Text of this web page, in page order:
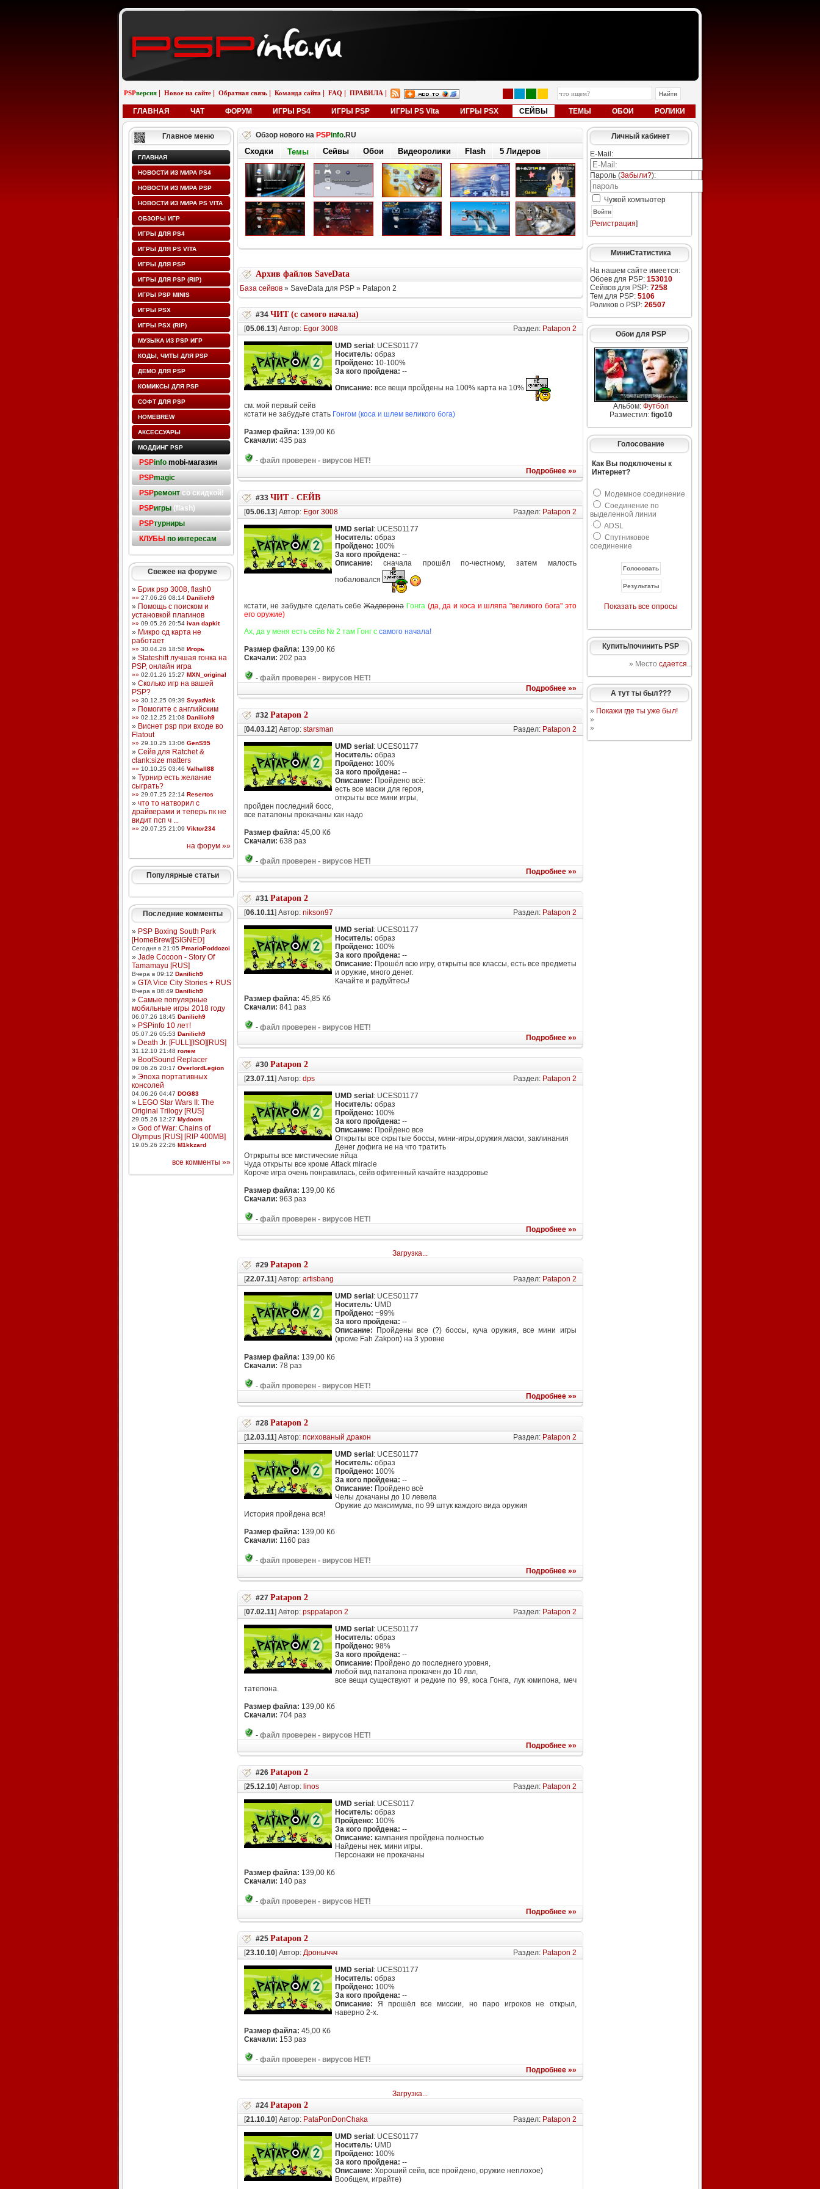
PSPверсия Новое на сайте Обратная связь Команда сайта FAQ ПРАВИЛА
ГЛАВНАЯ ЧАТ ФОРУМ ИГРЫ PS4 ИГРЫ PSP ИГРЫ PS Vita ИГРЫ PSX СЕЙВЫ ТЕМЫ ОБОИ РОЛИКИ
Главное меню
ГЛАВНАЯ
НОВОСТИ ИЗ МИРА PS4
НОВОСТИ ИЗ МИРА PSP
НОВОСТИ ИЗ МИРА PS VITA
ОБЗОРЫ ИГР
ИГРЫ ДЛЯ PS4
ИГРЫ ДЛЯ PS VITA
ИГРЫ ДЛЯ PSP
ИГРЫ ДЛЯ PSP (RIP)
ИГРЫ PSP MINIS
ИГРЫ PSX
ИГРЫ PSX (RIP)
МУЗЫКА ИЗ PSP ИГР
КОДЫ, ЧИТЫ ДЛЯ PSP
ДЕМО ДЛЯ PSP
КОМИКСЫ ДЛЯ PSP
СОФТ ДЛЯ PSP
HOMEBREW
АКСЕССУАРЫ
МОДДИНГ PSP
PSPinfo mobi-магазин
PSPmagic
PSPремонтсо скидкой!
PSPигры(flash)
PSPтурниры
КЛУБЫ по интересам
Свежее на форуме
» Брик psp 3008, flash0
»» 27.06.26 08:14 Danilich9
» Помощь с поиском и
установкой плагинов
»» 09.05.26 20:54 ivan dapkit
» Микро сд карта не
работает
»» 30.04.26 18:58 Игорь
» Stateshift лучшая гонка на
PSP, онлайн игра
»» 02.01.26 15:27 MXN_original
» Сколько игр на вашей
PSP?
»» 30.12.25 09:39 SvyatNsk
» Помогите с английским
»» 02.12.25 21:08 Danilich9
» Виснет psp при входе во
Flatout
»» 29.10.25 13:06 GenS95
» Сейв для Ratchet &
clank:size matters
»» 10.10.25 03:46 Valhall88
» Турнир есть желание
сыграть?
»» 29.07.25 22:14 Resertos
» что то натворил с
драйверами и теперь пк не
видит псп ч ...
»» 29.07.25 21:09 Viktor234
на форум »»
Популярные статьи
Последние комменты
» PSP Boxing South Park
[HomeBrew][SIGNED]
Сегодня в 21:05 PmarioPoddozoi
» Jade Cocoon - Story Of
Tamamayu [RUS]
Вчера в 09:12 Danilich9
» GTA Vice City Stories + RUS
Вчера в 08:49 Danilich9
» Самые популярные
мобильные игры 2018 году
06.07.26 18:45 Danilich9
» PSPinfo 10 лет!
05.07.26 05:53 Danilich9
» Death Jr. [FULL][ISO][RUS]
31.12.10 21:48 голем
» BootSound Replacer
09.06.26 20:17 OverlordLegion
» Эпоха портативных
консолей
04.06.26 04:47 DOG83
» LEGO Star Wars II: The
Original Trilogy [RUS]
29.05.26 12:27 Mydoom
» God of War: Chains of
Olympus [RUS] [RIP 400MB]
19.05.26 22:26 M1kkzard
все комменты »»
Обзор нового на PSPinfo.RU
Сходки Темы Сейвы Обои Видеоролики Flash 5 Лидеров
Архив файлов SaveData
База сейвов» SaveData для PSP » Patapon 2
#34 ЧИТ (с самого начала)
[05.06.13] Автор: Egor 3008 Раздел: Patapon 2
UMD serial : UCES01177
Носитель: образ
Пройдено: 10-100%
За кого пройдена: --
Описание: все вещи пройдены на 100% карта на 10%
см. мой первый сейв
кстати не забудьте стать Гонгом (коса и шлем великого бога)
Размер файла: 139,00 Кб
Скачали: 435 раз
- файл проверен - вирусов НЕТ!
Подробнее »»
#33 ЧИТ - СЕЙВ
[05.06.13] Автор: Egor 3008 Раздел: Patapon 2
UMD serial : UCES01177
Носитель: образ
Пройдено: 100%
За кого пройдена: --
Описание: сначала прошёл по-честному, затем малость
побаловался
кстати, не забудьте сделать себеЖадворона Гонга (да, да и коса и шляпа "великого бога" это
его оружие)
Ах, да у меня есть сейв № 2 там Гонг с самого начала!
Размер файла: 139,00 Кб
Скачали: 202 раз
- файл проверен - вирусов НЕТ!
Подробнее »»
#32 Patapon 2
[04.03.12] Автор: starsman Раздел: Patapon 2
UMD serial : UCES01177
Носитель: образ
Пройдено: 100%
За кого пройдена: --
Описание: Пройдено всё:
есть все маски для героя,
открыты все мини игры,
пройден последний босс,
все патапоны прокачаны как надо
Размер файла: 45,00 Кб
Скачали: 638 раз
- файл проверен - вирусов НЕТ!
Подробнее »»
#31 Patapon 2
[06.10.11] Автор: nikson97 Раздел: Patapon 2
UMD serial : UCES01177
Носитель: образ
Пройдено: 100%
За кого пройдена: --
Описание: Прошёл всю игру, открыты все классы, есть все предметы
и оружие, много денег.
Качайте и радуйтесь!
Размер файла: 45,85 Кб
Скачали: 841 раз
- файл проверен - вирусов НЕТ!
Подробнее »»
#30 Patapon 2
[23.07.11] Автор: dps Раздел: Patapon 2
UMD serial : UCES01177
Носитель: образ
Пройдено: 100%
За кого пройдена: --
Описание: Пройдено все
Открыты все скрытые боссы, мини-игры,оружия,маски, заклинания
Денег дофига не на что тратить
Отркрыты все мистические яйца
Чуда открыты все кроме Attack miracle
Короче игра очень понравилась, сейв офигенный качайте наздоровье
Размер файла: 139,00 Кб
Скачали: 963 раз
- файл проверен - вирусов НЕТ!
Подробнее »»
Загрузка...
#29 Patapon 2
[22.07.11] Автор: artisbang Раздел: Patapon 2
UMD serial : UCES01177
Носитель: UMD
Пройдено: ~99%
За кого пройдена: --
Описание: Пройдены все (?) боссы, куча оружия, все мини игры
(кроме Fah Zakpon) на 3 уровне
Размер файла: 139,00 Кб
Скачали: 78 раз
- файл проверен - вирусов НЕТ!
Подробнее »»
#28 Patapon 2
[12.03.11] Автор: психованый дракон Раздел: Patapon 2
UMD serial : UCES01177
Носитель: образ
Пройдено: 100%
За кого пройдена: --
Описание: Пройдено всё
Челы докачаны до 10 левела
Оружие до максимума, по 99 штук каждого вида оружия
История пройдена вся!
Размер файла: 139,00 Кб
Скачали: 1160 раз
- файл проверен - вирусов НЕТ!
Подробнее »»
#27 Patapon 2
[07.02.11] Автор: psppatapon 2 Раздел: Patapon 2
UMD serial : UCES01177
Носитель: образ
Пройдено: 98%
За кого пройдена: --
Описание: Пройдено до последнего уровня,
любой вид патапона прокачен до 10 лвл,
все вещи существуют и редкие по 99, коса Гонга, лук юмипона, меч
татепона.
Размер файла: 139,00 Кб
Скачали: 704 раз
- файл проверен - вирусов НЕТ!
Подробнее »»
#26 Patapon 2
[25.12.10] Автор: linos Раздел: Patapon 2
UMD serial : UCES0117
Носитель: образ
Пройдено: 100%
За кого пройдена: --
Описание: кампания пройдена полностью
Найдены нек. мини игры.
Персонажи не прокачаны
Размер файла: 139,00 Кб
Скачали: 140 раз
- файл проверен - вирусов НЕТ!
Подробнее »»
#25 Patapon 2
[23.10.10] Автор: Дроныччч Раздел: Patapon 2
UMD serial : UCES01177
Носитель: образ
Пройдено: 100%
За кого пройдена: --
Описание: Я прошёл все миссии, но паро игроков не открыл,
наверно 2-х.
Размер файла: 45,00 Кб
Скачали: 153 раз
- файл проверен - вирусов НЕТ!
Подробнее »»
Загрузка...
#24 Patapon 2
[21.10.10] Автор: PataPonDonChaka Раздел: Patapon 2
UMD serial : UCES01177
Носитель: UMD
Пройдено: 100%
За кого пройдена: --
Описание: Хороший сейв, все пройдено, оружие неплохое)
Вообщем, играйте)
Личный кабинет
E-Mail:
Пароль (Забыли?):
Чужой компьютер
Войти
[Регистрация]
МиниСтатистика
На нашем сайте имеется:
Обоев для PSP: 153010
Сейвов для PSP: 7258
Тем для PSP: 5106
Роликов о PSP: 26507
Обои для PSP
Альбом: Футбол
Разместил: figo10
Голосование
Как Вы подключены к
Интернет?
Модемное соединение
Соединение по
выделенной линии
ADSL
Спутниковое
соединение
Показать все опросы
Купить/починить PSP
» Место сдается...
А тут ты был???
» Покажи где ты уже был!
»
»